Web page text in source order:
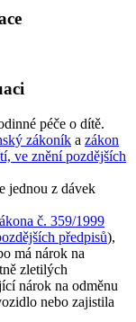
péče o dítě.
zákoník a zákon
ve znění pozdějších
jednou z dávek
č. 359/1999
předpisů),
má nárok na
zletilých
nárok na odměnu
nebo zajistila